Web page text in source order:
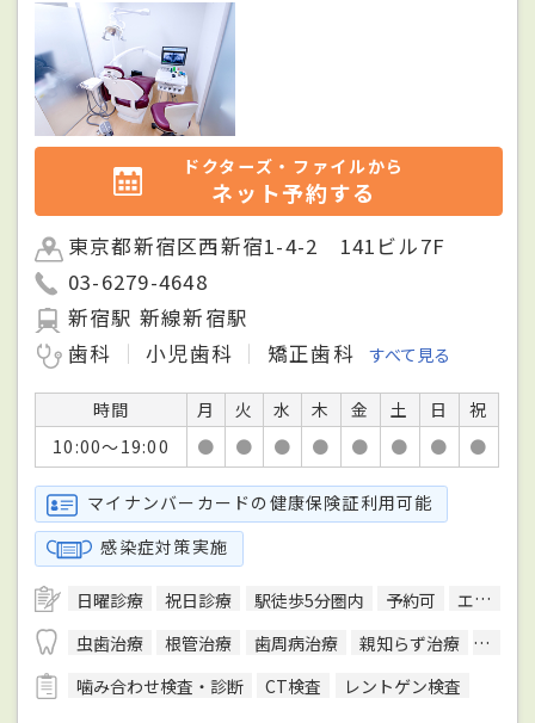
ドクターズ・ファイルから
ネット予約する
東京都新宿区西新宿1-4-2 141ビル7F
03-6279-4648
新宿駅 新線新宿駅
歯科
小児歯科 矯正歯科 すべて見る
時間 月 火 水 木 金 土 日
祝
10:00～19:00
● ● ● ● ● ● ● ●
マイナンバーカードの健康保険証利用可能
感染症対策実施
日曜診療 祝日診療 駅徒歩5分圏内 予約可
エレベーターあり
虫歯治療
根管治療 歯周病治療 親知らず治療
顎関
噛み合わせ検査・診断
CT検査 レントゲン検査